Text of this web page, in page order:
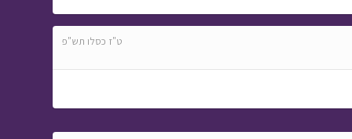
כומתה
עלילות ארץ גושן - בנ''י
ט"ז כסלו תש"פ